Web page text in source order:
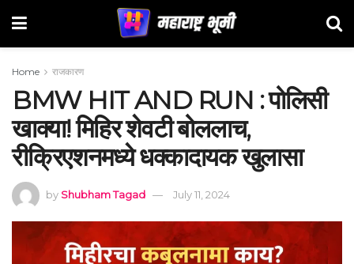
Home राजकारण
BMW HIT AND RUN : पोलिसी
खाक्या! मिहिर शेवटी बोललाच,
रीक्रिएशनमध्ये धक्कादायक खुलासा
by Shubham Tagad July 11, 2024